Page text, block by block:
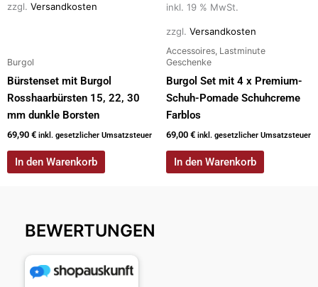
zzgl. Versandkosten
Burgol
Bürstenset mit Burgol
Rosshaarbürsten 15, 22, 30
mm dunkle Borsten
69,90 € inkl. gesetzlicher Umsatzsteuer
In den Warenkorb
inkl. 19 % MwSt.
zzgl. Versandkosten
Accessoires, Lastminute
Geschenke
Burgol Set mit 4 x Premium-
Schuh-Pomade Schuhcreme
Farblos
69,00 € inkl. gesetzlicher Umsatzsteuer
In den Warenkorb
BEWERTUNGEN